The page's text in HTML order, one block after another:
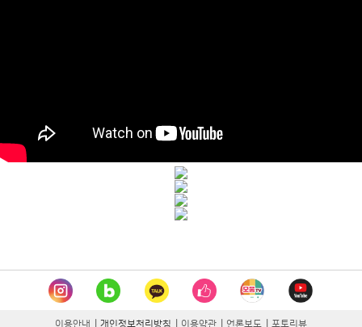
이용안내 개인정보처리방침 이용약관 언론보도 포토리뷰